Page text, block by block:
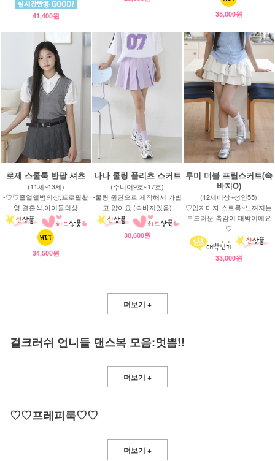
41,400원 35,000원
로제 스쿨룩 반팔 셔츠
(11세~13세)
-♡♡졸얼앨범의상,프로필촬
영,결혼식,아이돌의상
34,500원
나나 쿨링 플리츠 스커트
(주니어9호~17호)
-쿨링 원단으로 제작해서 가볍
고 얇아요 (속바지있음)
30,600원
루미 더블 프릴스커트(속
바지O)
(12세이상~성인55)
♡입자마자 스르륵~느껴지는
부드러운 촉감이 대박이에요
♡
33,000원
더보기 +
걸크러쉬 언니들 댄스복 모음:멋쁨!!
더보기 +
♡♡프레피룩♡♡
더보기 +